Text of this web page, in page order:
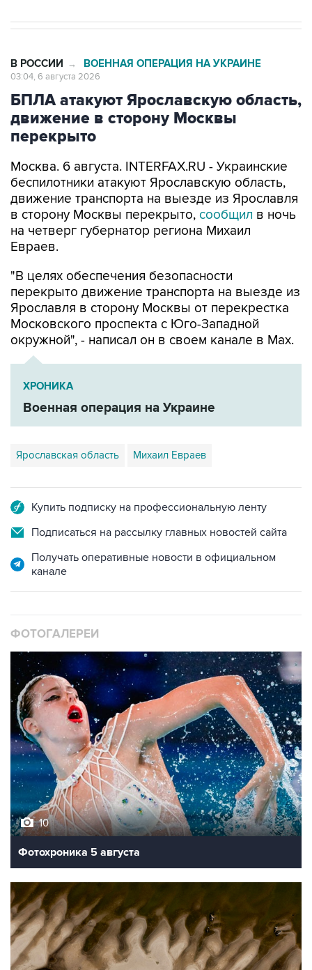
В РОССИИ → ВОЕННАЯ ОПЕРАЦИЯ НА УКРАИНЕ
03:04, 6 августа 2026
БПЛА атакуют Ярославскую область,
движение в сторону Москвы
перекрыто
Москва. 6 августа. INTERFAX.RU - Украинские
беспилотники атакуют Ярославскую область,
движение транспорта на выезде из Ярославля
в сторону Москвы перекрыто, сообщил в ночь
на четверг губернатор региона Михаил
Евраев.
"В целях обеспечения безопасности
перекрыто движение транспорта на выезде из
Ярославля в сторону Москвы от перекрестка
Московского проспекта с Юго-Западной
окружной", - написал он в своем канале в Мах.
ХРОНИКА
Военная операция на Украине
Ярославская область Михаил Евраев
Купить подписку на профессиональную ленту
Подписаться на рассылку главных новостей сайта
Получать оперативные новости в официальном
канале
ФОТОГАЛЕРЕИ
10
Фотохроника 5 августа